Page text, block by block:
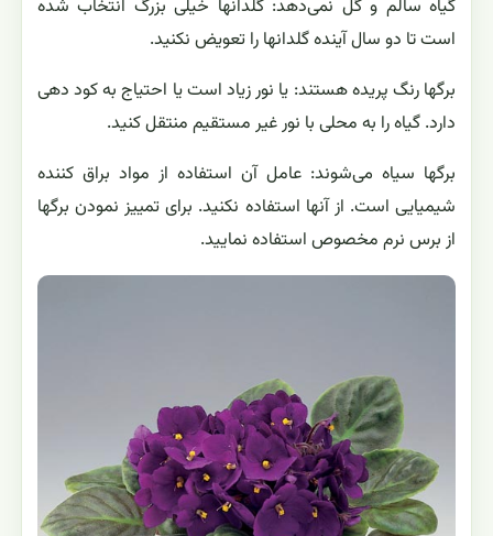
نمایید
گیاه را غبار پاشی نکنید
طول سال هفته‌ای دوبار آبیاری کافی است.
برگهای جدید ریز و تعداد آنها زیاد است: احتیاج به تعویض
گلدان دارد. گلدان را با یک اندازه بزرگتر تعویض نمایید
برگها رنگ پریده هستند: یا نور زیاد است یا احتیاج به کود دهی
دارد. گیاه را به محلی با نور غیر مستقیم منتقل کنید.
برگها سیاه می‌شوند: عامل آن استفاده از مواد براق کننده
شیمیایی است. از آنها استفاده نکنید. برای تمییز نمودن برگها